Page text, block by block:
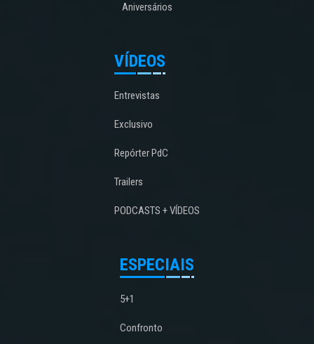
Aniversários
VÍDEOS
Entrevistas
Exclusivo
Repórter PdC
Trailers
PODCASTS + VÍDEOS
ESPECIAIS
5+1
Confronto